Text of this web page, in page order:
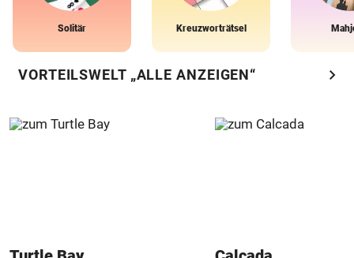
Solitär Kreuzworträtsel
VORTEILSWELT „ALLE ANZEIGEN“ chevron_right